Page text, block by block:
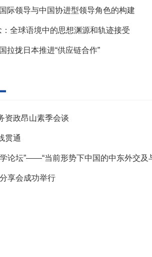
际领导与中国协进型领导角色的构建
：全球语境中的思想渊源和轨迹接受
拉拢日本推进“供应链合作”
资政昂山素季会谈
贯通
论坛”——“当前形势下中国的中东外交及
享会成功举行